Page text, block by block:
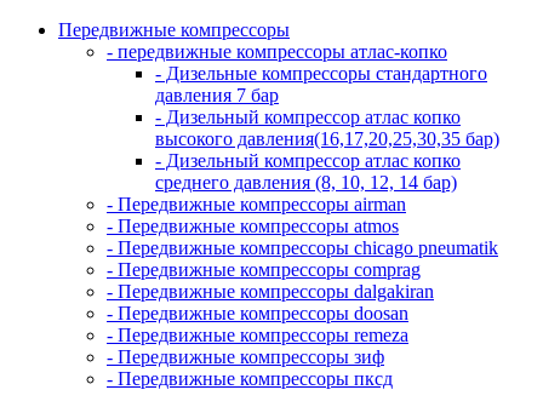
Передвижные компрессоры
- передвижные компрессоры атлас-копко
- Дизельные компрессоры стандартного
давления 7 бар
- Дизельный компрессор атлас копко
высокого давления(16,17,20,25,30,35 бар)
- Дизельный компрессор атлас копко
среднего давления (8, 10, 12, 14 бар)
- Передвижные компрессоры airman
- Передвижные компрессоры atmos
- Передвижные компрессоры chicago pneumatik
- Передвижные компрессоры comprag
- Передвижные компрессоры dalgakiran
- Передвижные компрессоры doosan
- Передвижные компрессоры remeza
- Передвижные компрессоры зиф
- Передвижные компрессоры пксд